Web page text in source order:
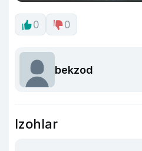
0 0
bekzod
Izohlar